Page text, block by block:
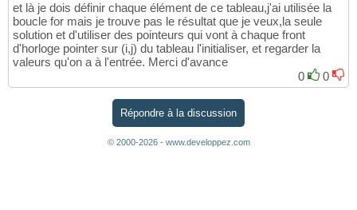
et là je dois définir chaque élément de ce tableau,j'ai utilisée la
boucle for mais je trouve pas le résultat que je veux,la seule
solution et d'utiliser des pointeurs qui vont à chaque front
d'horloge pointer sur (i,j) du tableau l'initialiser, et regarder la
valeurs qu'on a à l'entrée. Merci d'avance
0
0
Répondre à la discussion
© 2000-2026 - www.developpez.com